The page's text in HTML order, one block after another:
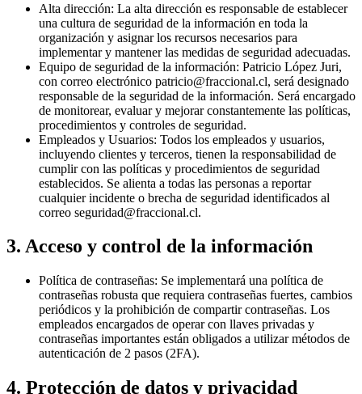
Alta dirección: La alta dirección es responsable de establecer
una cultura de seguridad de la información en toda la
organización y asignar los recursos necesarios para
implementar y mantener las medidas de seguridad adecuadas.
Equipo de seguridad de la información: Patricio López Juri,
con correo electrónico patricio@fraccional.cl, será designado
responsable de la seguridad de la información. Será encargado
de monitorear, evaluar y mejorar constantemente las políticas,
procedimientos y controles de seguridad.
Empleados y Usuarios: Todos los empleados y usuarios,
incluyendo clientes y terceros, tienen la responsabilidad de
cumplir con las políticas y procedimientos de seguridad
establecidos. Se alienta a todas las personas a reportar
cualquier incidente o brecha de seguridad identificados al
correo seguridad@fraccional.cl.
3. Acceso y control de la información
Política de contraseñas: Se implementará una política de
contraseñas robusta que requiera contraseñas fuertes, cambios
periódicos y la prohibición de compartir contraseñas. Los
empleados encargados de operar con llaves privadas y
contraseñas importantes están obligados a utilizar métodos de
autenticación de 2 pasos (2FA).
4. Protección de datos y privacidad